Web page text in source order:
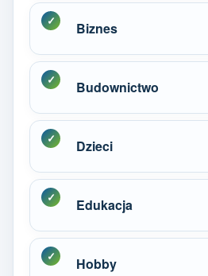
Biznes
Budownictwo
Dzieci
Edukacja
Hobby